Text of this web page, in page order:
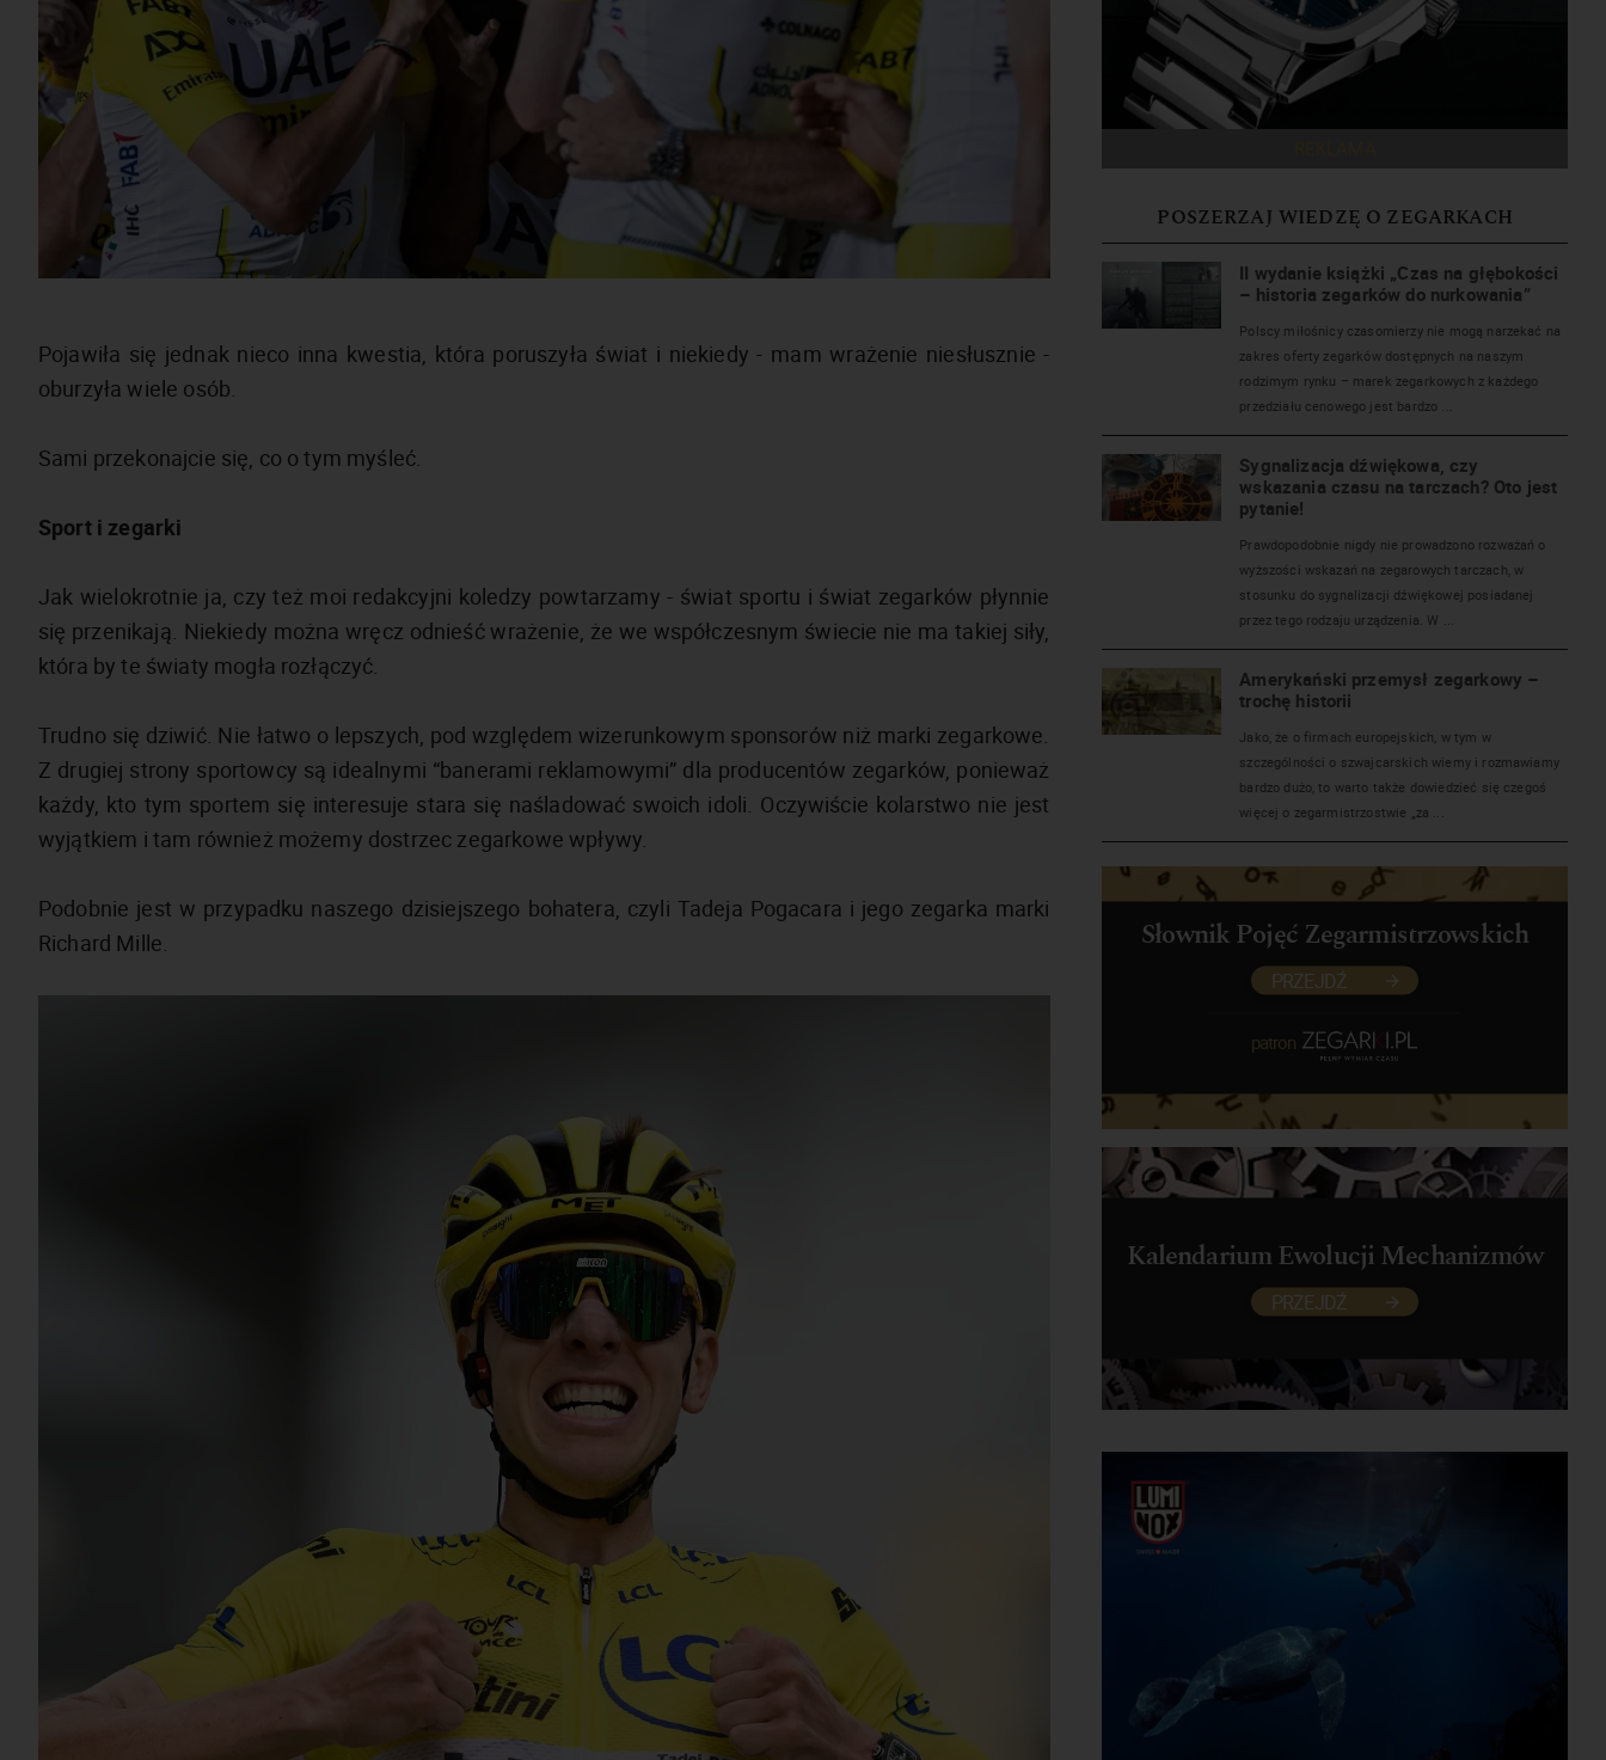
Pojawiła się jednak nieco inna kwestia, która poruszyła świat i niekiedy - mam wrażenie niesłusznie -
oburzyła wiele osób.
Sami przekonajcie się, co o tym myśleć.
Sport i zegarki
Jak wielokrotnie ja, czy też moi redakcyjni koledzy powtarzamy - świat sportu i świat zegarków płynnie
się przenikają. Niekiedy można wręcz odnieść wrażenie, że we współczesnym świecie nie ma takiej siły,
która by te światy mogła rozłączyć.
Trudno się dziwić. Nie łatwo o lepszych, pod względem wizerunkowym sponsorów niż marki zegarkowe.
Z drugiej strony sportowcy są idealnymi “banerami reklamowymi” dla producentów zegarków, ponieważ
każdy, kto tym sportem się interesuje stara się naśladować swoich idoli. Oczywiście kolarstwo nie jest
wyjątkiem i tam również możemy dostrzec zegarkowe wpływy.
Podobnie jest w przypadku naszego dzisiejszego bohatera, czyli Tadeja Pogacara i jego zegarka marki
Richard Mille.
POSZERZAJ WIEDZĘ O ZEGARKACH
II wydanie książki „Czas na głębokości
– historia zegarków do nurkowania”
Polscy miłośnicy czasomierzy nie mogą narzekać na
zakres oferty zegarków dostępnych na naszym
rodzimym rynku – marek zegarkowych z każdego
przedziału cenowego jest bardzo ...
Sygnalizacja dźwiękowa, czy
wskazania czasu na tarczach? Oto jest
pytanie!
Prawdopodobnie nigdy nie prowadzono rozważań o
wyższości wskazań na zegarowych tarczach, w
stosunku do sygnalizacji dźwiękowej posiadanej
przez tego rodzaju urządzenia. W ...
Amerykański przemysł zegarkowy –
trochę historii
Jako, że o firmach europejskich, w tym w
szczególności o szwajcarskich wiemy i rozmawiamy
bardzo dużo, to warto także dowiedzieć się czegoś
więcej o zegarmistrzostwie „za ...
Słownik Pojęć Zegarmistrzowskich
PRZEJDŹ
patron
Kalendarium Ewolucji Mechanizmów
PRZEJDŹ